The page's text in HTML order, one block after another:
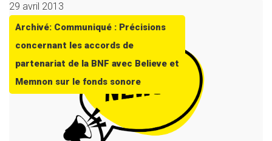
29 avril 2013
Archivé: Communiqué : Précisions
concernant les accords de
partenariat de la BNF avec Believe et
Memnon sur le fonds sonore